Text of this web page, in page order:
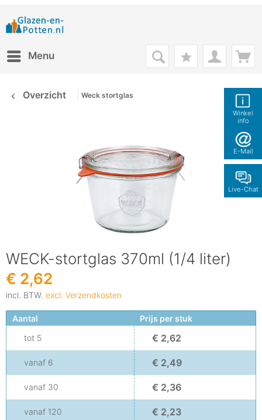
Winkel
info
E-Mail
Live-Chat
Menu
Overzicht Weck stortglas
WECK-stortglas 370ml (1/4 liter)
€ 2,62
incl. BTW. excl. Verzendkosten
Aantal
Prijs per stuk
tot 5 € 2,62
vanaf 6 € 2,49
vanaf 30 € 2,36
vanaf 120 € 2,23